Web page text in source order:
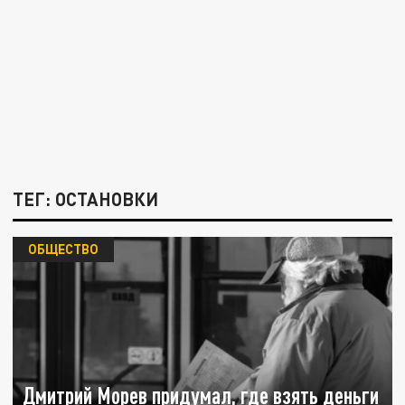
ТЕГ: ОСТАНОВКИ
Дмитрий Морев придумал, где взять деньги
ОБЩЕСТВО